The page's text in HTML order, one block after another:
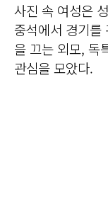
사진 속 여성은
중석에서 경기를
을 끄는 외모, 독
관심을 모았다.